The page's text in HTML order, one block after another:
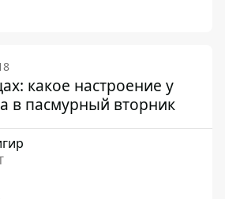
какое настроение у
в пасмурный вторник